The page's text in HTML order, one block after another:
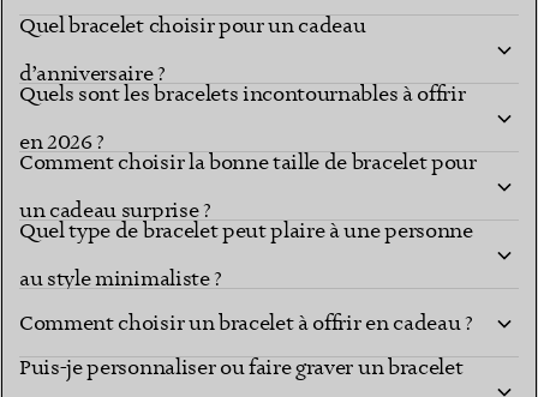
Quel bracelet choisir pour un cadeau
d’anniversaire ?
Quels sont les bracelets incontournables à offrir
en 2026 ?
Comment choisir la bonne taille de bracelet pour
un cadeau surprise ?
Quel type de bracelet peut plaire à une personne
au style minimaliste ?
Comment choisir un bracelet à offrir en cadeau ?
Puis-je personnaliser ou faire graver un bracelet